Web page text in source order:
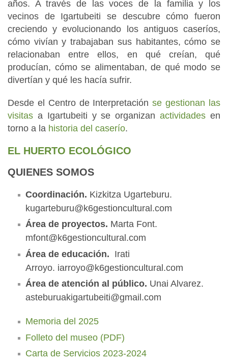
años. A través de las voces de la familia y los
vecinos de Igartubeiti se descubre cómo fueron
creciendo y evolucionando los antiguos caseríos,
cómo vivían y trabajaban sus habitantes, cómo se
relacionaban entre ellos, en qué creían, qué
producían, cómo se alimentaban, de qué modo se
divertían y qué les hacía sufrir.
Desde el Centro de Interpretaciónse gestionan las
visitas a Igartubeiti y se organizanactividades en
torno a la historia del caserío.
EL HUERTO ECOLÓGICO
QUIENES SOMOS
Coordinación. Kizkitza Ugarteburu.
kugarteburu@k6gestioncultural.com
Área de proyectos. Marta Font.
mfont@k6gestioncultural.com
Área de educación. Irati
Arroyo. iarroyo@k6gestioncultural.com
Área de atención al público. Unai Alvarez.
asteburuakigartubeiti@gmail.com
Memoria del 2025
Folleto del museo (PDF)
Carta de Servicios 2023-2024